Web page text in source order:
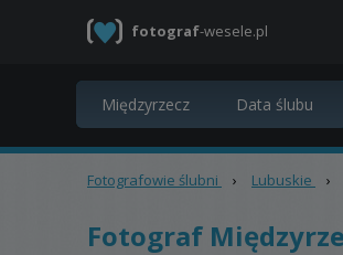
fotograf-wesele.pl
Fotografowie ślubni › Lubuskie ›
Fotograf